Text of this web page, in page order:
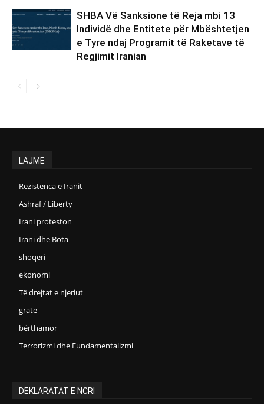
SHBA Vë Sanksione të Reja mbi 13
Individë dhe Entitete për Mbështetjen
e Tyre ndaj Programit të Raketave të
Regjimit Iranian
LAJME
Rezistenca e Iranit
Ashraf / Liberty
Irani proteston
Irani dhe Bota
shoqëri
ekonomi
Të drejtat e njeriut
gratë
bërthamor
Terrorizmi dhe Fundamentalizmi
DEKLARATAT E NCRI